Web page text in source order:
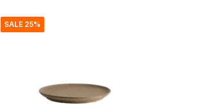
SALE 25%